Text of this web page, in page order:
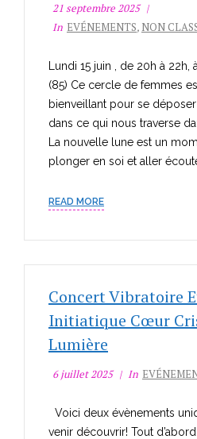
21 septembre 2025
In EVÉNEMENTS, NON
Lundi 15 juin , de 20h à 22h,
(85) Ce cercle de femmes
bienveillant pour se
dans ce qui nous traverse
La nouvelle lune est un
plonger en soi et aller
READ MORE
Concert Vibratoire
Initiatique Cœur
Lumière
6 juillet 2025 In
Voici deux évènements
venir découvrir! Tout